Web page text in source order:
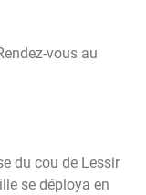
vous au
du cou de Lessir
se déploya en